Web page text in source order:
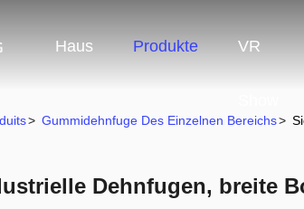
Haus Produkte VR
> Gummidehnfuge Des Einzelnen Bereichs>
Dehnfugen, breite